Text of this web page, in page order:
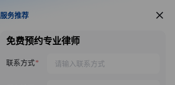
服务推荐
服务推荐
免费预约专业律师
联系方式